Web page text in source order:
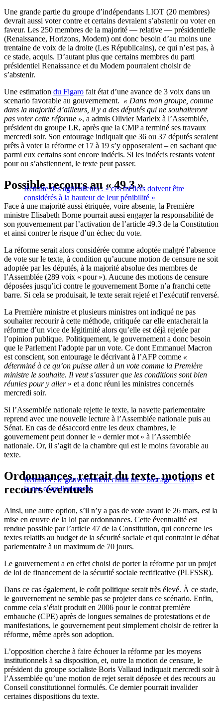
Une grande partie du groupe d’indépendants LIOT (20 membres)
devrait aussi voter contre et certains devraient s’abstenir ou voter en
faveur. Les 250 membres de la majorité — relative — présidentielle
(Renaissance, Horizons, Modem) ont donc besoin d’au moins une
trentaine de voix de la droite (Les Républicains), ce qui n’est pas, à
ce stade, acquis. D’autant plus que certains membres du parti
présidentiel Renaissance et du Modem pourraient choisir de
s’abstenir.
Une estimation du Figaro fait état d’une avance de 3 voix dans un
scenario favorable au gouvernement. « Dans mon groupe, comme
dans la majorité d’ailleurs, il y a des députés qui ne souhaiteront
pas voter cette réforme », a admis Olivier Marleix à l’Assemblée,
président du groupe LR, après que la CMP a terminé ses travaux
mercredi soir. Son entourage indiquait que 36 ou 37 députés seraient
prêts à voter la réforme et 17 à 19 s’y opposeraient – en sachant que
parmi eux certains sont encore indécis. Si les indécis restants votent
pour ou s’abstiennent, le texte peut passer.
Retraite des agriculteurs : « ces métiers doivent être
considérés à la hauteur de leur pénibilité »
Possible recours au « 49.3 »
Face à une majorité aussi étriquée, voire absente, la Première
ministre Elisabeth Borne pourrait aussi engager la responsabilité de
son gouvernement par l’activation de l’article 49.3 de la Constitution
et ainsi contrer le risque d’un échec du vote.
La réforme serait alors considérée comme adoptée malgré l’absence
de vote sur le texte, à condition qu’aucune motion de censure ne soit
adoptée par les députés, à la majorité absolue des membres de
l’Assemblée (289 voix « pour »). Aucune des motions de censure
déposées jusqu’ici contre le gouvernement Borne n’a franchi cette
barre. Si cela se produisait, le texte serait rejeté et l’exécutif renversé.
La Première ministre et plusieurs ministres ont indiqué ne pas
souhaiter recourir à cette méthode, critiquée car elle entacherait la
réforme d’un vice de légitimité alors qu’elle est déjà rejetée par
l’opinion publique. Politiquement, le gouvernement a donc besoin
que le Parlement l’adopte par un vote. Ce dont Emmanuel Macron
est conscient, son entourage le décrivant à l’AFP comme «
déterminé à ce qu’on puisse aller à un vote comme la Première
ministre le souhaite. Il veut s’assurer que les conditions sont bien
réunies pour y aller» et a donc réuni les ministres concernés
mercredi soir.
Si l’Assemblée nationale rejette le texte, la navette parlementaire
reprend avec une nouvelle lecture à l’Assemblée nationale puis au
Sénat. En cas de désaccord entre les deux chambres, le
gouvernement peut donner le « dernier mot » à l’Assemblée
nationale. Or, il s’agit de la chambre qui est le moins favorable au
texte.
Retraites : le gouvernement craint un « blocage » dans
la rue et au Parlement
Ordonnances, retrait du texte, motions et
recours éventuels
Ainsi, une autre option, s’il n’y a pas de vote avant le 26 mars, est la
mise en œuvre de la loi par ordonnances. Cette éventualité est
rendue possible par l’article 47 de la Constitution, qui concerne les
textes relatifs au budget de la sécurité sociale et qui contraint le débat
parlementaire à un maximum de 70 jours.
Le gouvernement a en effet choisi de porter la réforme par un projet
de loi de financement de la sécurité sociale rectificative (PLFSSR).
Dans ce cas également, le coût politique serait très élevé. À ce stade,
le gouvernement ne semble pas se projeter dans ce scénario. Enfin,
comme cela s’était produit en 2006 pour le contrat première
embauche (CPE) après de longues semaines de protestations et de
manifestations, le gouvernement peut simplement choisir de retirer la
réforme, même après son adoption.
L’opposition cherche à faire échouer la réforme par les moyens
institutionnels à sa disposition, et, outre la motion de censure, le
président du groupe socialiste Boris Vallaud indiquait mercredi soir à
l’Assemblée qu’une motion de rejet serait déposée et des recours au
Conseil constitutionnel formulés. Ce dernier pourrait invalider
certaines dispositions du texte.